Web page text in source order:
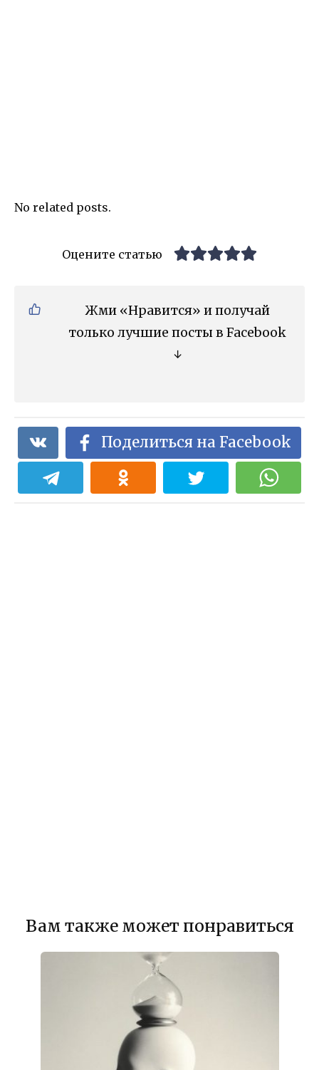
No related posts.
Оцените статью
Жми «Нравится» и получай
только лучшие посты в Facebook
↓
Поделиться на Facebook
Вам также может понравиться